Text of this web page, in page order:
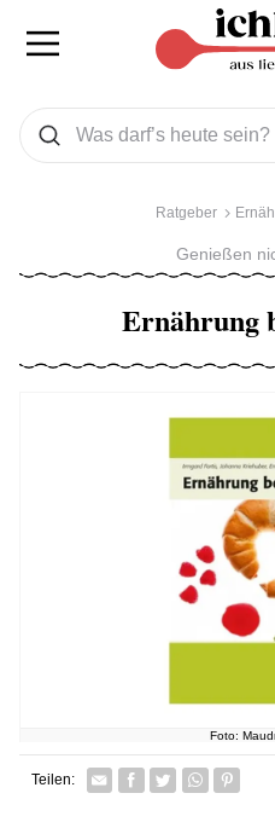
Was wollen Sie suchen
Suchen
Ratgeber
Genießen
Ernährung
Foto:
Teilen: Facebook
TwitterWhatsapp
Pin it